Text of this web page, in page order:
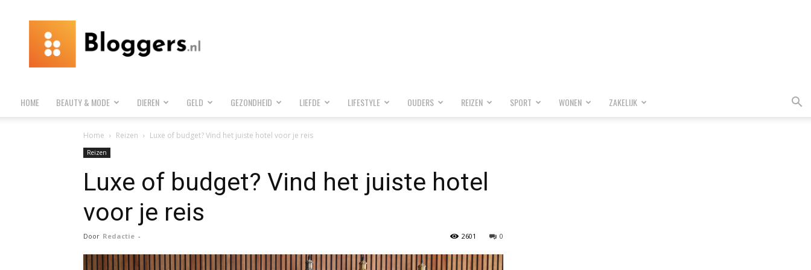
HOME BEAUTY & MODE DIEREN GELD GEZONDHEID LIEFDE LIFESTYLE OUDERS REIZEN SPORT WONEN ZAKELIJK
Home Reizen Luxe of budget? Vind het juiste hotel voor je reis
Reizen
Luxe of budget? Vind het juiste hotel
voor je reis
Door Redactie - 0
2601